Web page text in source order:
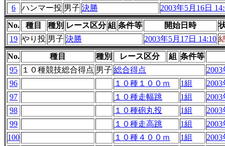
6 ハンマー投 男子 決勝 2003年5月16日
No. 種目 種別 レース区分 組 条件等 開始日時
19 やり投 男子 決勝 2003年5月17日 14:10
No. 種目 種別 レース区分 組 条件等
95
１０種競技総合得点 男子 総合得点
96
１０種１００ｍ 1組
97
１０種走幅跳 1組
98
１０種砲丸投 1組
99
１０種走高跳 1組
100
１０種４００ｍ 1組